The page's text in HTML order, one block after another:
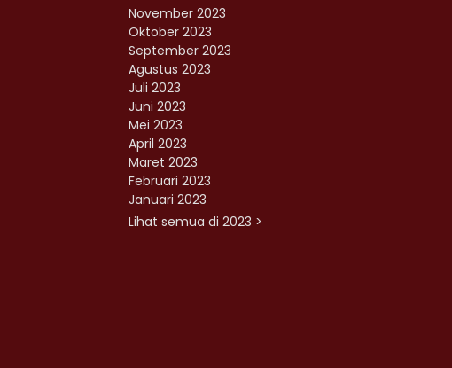
November 2023
Oktober 2023
September 2023
Agustus 2023
Juli 2023
Juni 2023
Mei 2023
April 2023
Maret 2023
Februari 2023
Januari 2023
Lihat semua di 2023 >